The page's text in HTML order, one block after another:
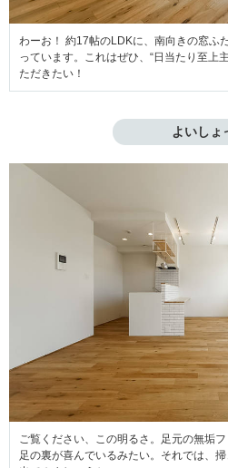
わーお！ 約17帖のLDKに、南向きの窓ふ
っています。これはぜひ、“日当たり至上
ただきたい！
よいしょ
ご覧ください、この明るさ。足元の無垢
足の裏が喜んでいるみたい。それでは、